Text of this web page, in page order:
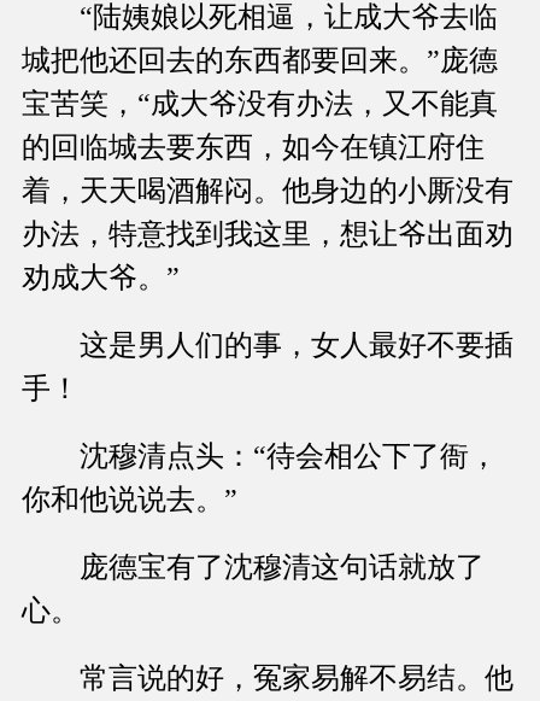
“陆姨娘以死相逼，让成大爷去临
城把他还回去的东西都要回来。”庞德
宝苦笑，“成大爷没有办法，又不能真
的回临城去要东西，如今在镇江府住
着，天天喝酒解闷。他身边的小厮没有
办法，特意找到我这里，想让爷出面劝
劝成大爷。”
这是男人们的事，女人最好不要插
手！
沈穆清点头：“待会相公下了衙，
你和他说说去。”
庞德宝有了沈穆清这句话就放了
心。
常言说的好，冤家易解不易结。他